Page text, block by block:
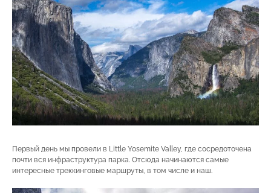
Первый день мы провели в Little Yosemite Valley, где сосредоточена
почти вся инфраструктура парка. Отсюда начинаются самые
интересные треккинговые маршруты, в том числе и наш.